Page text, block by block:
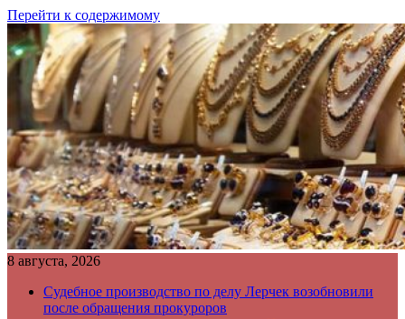
Перейти к содержимому
8 августа, 2026
Судебное производство по делу Лерчек возобновили
после обращения прокуроров